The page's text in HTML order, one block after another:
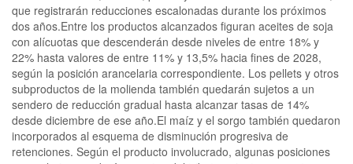
que registrarán reducciones escalonadas durante los próximos
dos años.Entre los productos alcanzados figuran aceites de soja
con alícuotas que descenderán desde niveles de entre 18% y
22% hasta valores de entre 11% y 13,5% hacia fines de 2028,
según la posición arancelaria correspondiente. Los pellets y otros
subproductos de la molienda también quedarán sujetos a un
sendero de reducción gradual hasta alcanzar tasas de 14%
desde diciembre de ese año.El maíz y el sorgo también quedaron
incorporados al esquema de disminución progresiva de
retenciones. Según el producto involucrado, algunas posiciones